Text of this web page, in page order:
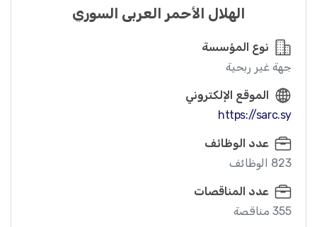
الهلال الأحمر العربي السوري
نوع المؤسسة
جهة غير ربحية
الموقع الإلكتروني
https://sarc.sy
عدد الوظائف
823 الوظائف
عدد المناقصات
355 مناقصة